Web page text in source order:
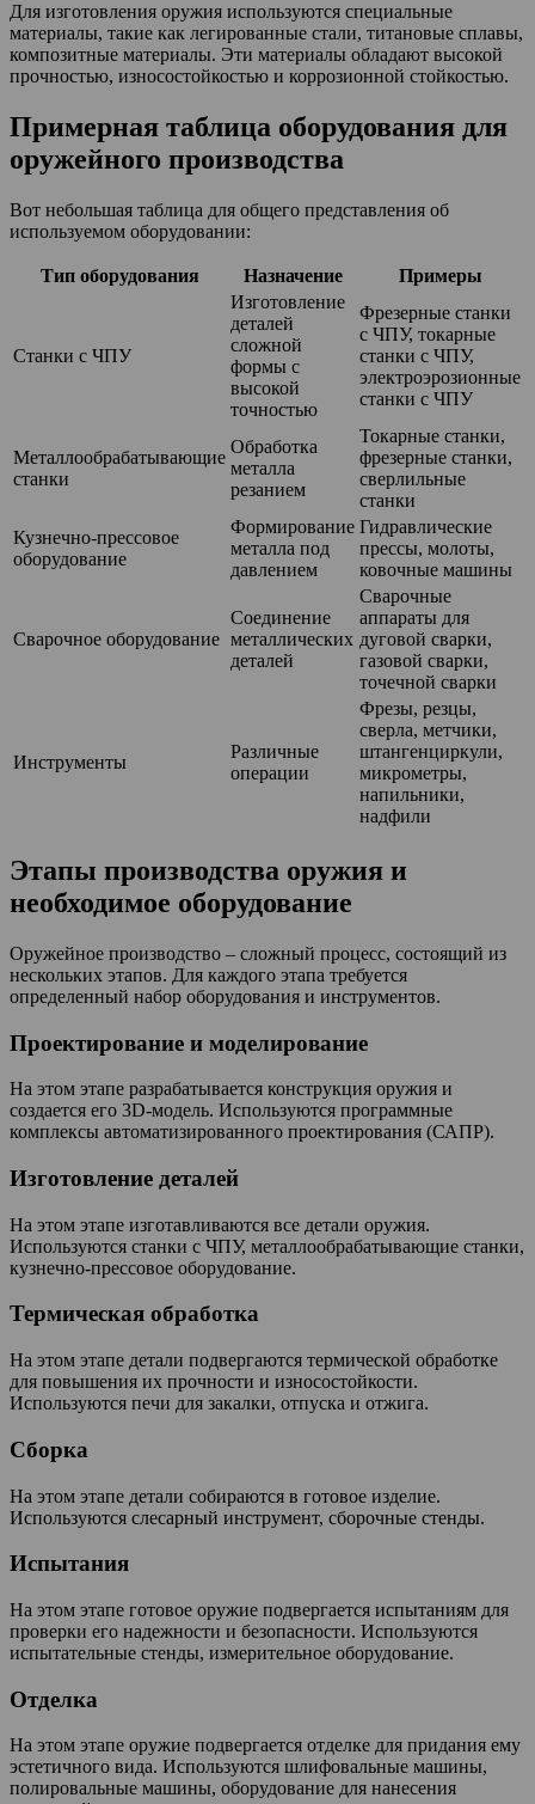
Для изготовления оружия используются специальные
материалы, такие как легированные стали, титановые сплавы,
композитные материалы. Эти материалы обладают высокой
прочностью, износостойкостью и коррозионной стойкостью.
Примерная таблица оборудования для
оружейного производства
Вот небольшая таблица для общего представления об
используемом оборудовании:
Тип оборудования Назначение Примеры
Станки с ЧПУ
Изготовление
деталей
сложной
формы с
высокой
точностью
Фрезерные станки
с ЧПУ, токарные
станки с ЧПУ,
электроэрозионные
станки с ЧПУ
Металлообрабатывающие
станки
Обработка
металла
резанием
Токарные станки,
фрезерные станки,
сверлильные
станки
Кузнечно-прессовое
оборудование
Формирование
металла под
давлением
Гидравлические
прессы, молоты,
ковочные машины
Сварочное оборудование
Соединение
металлических
деталей
Сварочные
аппараты для
дуговой сварки,
газовой сварки,
точечной сварки
Инструменты
Различные
операции
Фрезы, резцы,
сверла, метчики,
штангенциркули,
микрометры,
напильники,
надфили
Этапы производства оружия и
необходимое оборудование
Оружейное производство – сложный процесс, состоящий из
нескольких этапов. Для каждого этапа требуется
определенный набор оборудования и инструментов.
Проектирование и моделирование
На этом этапе разрабатывается конструкция оружия и
создается его 3D-модель. Используются программные
комплексы автоматизированного проектирования (САПР).
Изготовление деталей
На этом этапе изготавливаются все детали оружия.
Используются станки с ЧПУ, металлообрабатывающие станки,
кузнечно-прессовое оборудование.
Термическая обработка
На этом этапе детали подвергаются термической обработке
для повышения их прочности и износостойкости.
Используются печи для закалки, отпуска и отжига.
Сборка
На этом этапе детали собираются в готовое изделие.
Используются слесарный инструмент, сборочные стенды.
Испытания
На этом этапе готовое оружие подвергается испытаниям для
проверки его надежности и безопасности. Используются
испытательные стенды, измерительное оборудование.
Отделка
На этом этапе оружие подвергается отделке для придания ему
эстетичного вида. Используются шлифовальные машины,
полировальные машины, оборудование для нанесения